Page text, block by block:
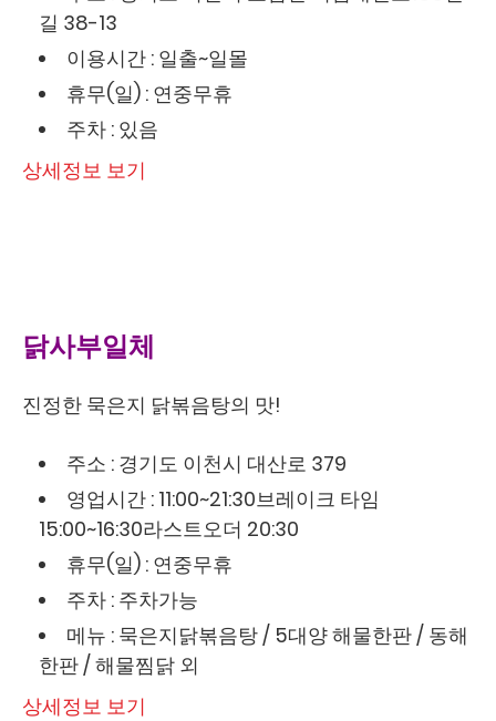
길 38-13
이용시간 : 일출~일몰
휴무(일) : 연중무휴
주차 : 있음
상세정보 보기
닭사부일체
진정한 묵은지 닭볶음탕의 맛!
주소 : 경기도 이천시 대산로 379
영업시간 : 11:00~21:30브레이크 타임
15:00~16:30라스트오더 20:30
휴무(일) : 연중무휴
주차 : 주차가능
메뉴 : 묵은지닭볶음탕 / 5대양 해물한판 / 동해
한판 / 해물찜닭 외
상세정보 보기